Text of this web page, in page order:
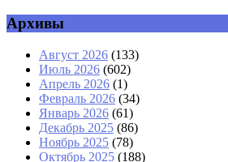
Архивы
Август 2026 (133)
Июль 2026 (602)
Апрель 2026 (1)
Февраль 2026 (34)
Январь 2026 (61)
Декабрь 2025 (86)
Ноябрь 2025 (78)
Октябрь 2025 (188)